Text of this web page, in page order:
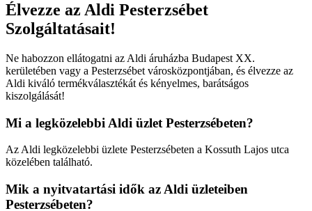
Élvezze az Aldi Pesterzsébet
Szolgáltatásait!
Ne habozzon ellátogatni az Aldi áruházba Budapest XX.
kerületében vagy a Pesterzsébet városközpontjában, és élvezze az
Aldi kiváló termékválasztékát és kényelmes, barátságos
kiszolgálását!
Mi a legközelebbi Aldi üzlet Pesterzsébeten?
Az Aldi legközelebbi üzlete Pesterzsébeten a Kossuth Lajos utca
közelében található.
Mik a nyitvatartási idők az Aldi üzleteiben
Pesterzsébeten?